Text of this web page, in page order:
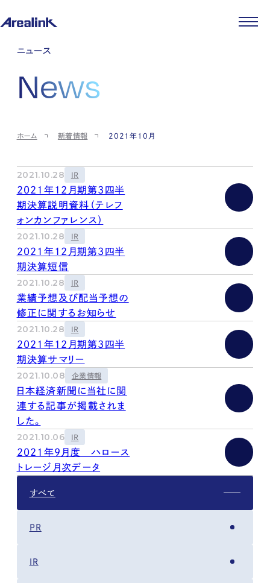
企業情報
企業理念
会社概要
コーポレートガバナンス
ストレージ事業
パートナー制度
土地権利整備事業
IR情報
IRカレンダー
IRポリシー
ストレージ室数実績
IRライブラリ
株式・株主情報
個人投資家の皆様へ
よくある質問・用語集
IRメール登録
免責事項
ニュース
商品情報
先輩社員インタビュー
中途採用
採用エントリー
お問い合わせ
kur
asul
土地活用
サイト
エリアリンクグループ ジャパントランクル
カスタマーハラスメントポリ
シー
情報セキュリティ・DX方針及び戦略サイトマップ
ニュース
News
ホーム 新着情報 2021年10月
すべて
PR
IR
2021.10.28 IR
2021年12月期第3四半
期決算説明資料（テレフ
ォンカンファレンス）
2021.10.28 IR
2021年12月期第3四半
期決算短信
2021.10.28 IR
業績予想及び配当予想の
修正に関するお知らせ
2021.10.28 IR
2021年12月期第3四半
期決算サマリー
2021.10.08 企業情報
日本経済新聞に当社に関
連する記事が掲載されま
した。
2021.10.06 IR
2021年9月度 ハロース
トレージ月次データ